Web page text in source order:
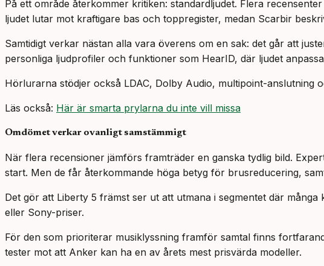
På ett område återkommer kritiken: standardljudet. Flera
ljudet lutar mot kraftigare bas och toppregister, medan Scarbir
Samtidigt verkar nästan alla vara överens om en sak: det går att
personliga ljudprofiler och funktioner som HearID, där ljudet
Hörlurarna stödjer också LDAC, Dolby Audio, multipoint-anslutning
Läs också: Här är smarta prylarna du inte vill missa
Omdömet verkar ovanligt samstämmigt
När flera recensioner jämförs framträder en ganska tydlig bild.
start. Men de får återkommande höga betyg för brusreducering,
Det gör att Liberty 5 främst ser ut att utmana i segmentet där
eller Sony-priser.
För den som prioriterar musiklyssning framför samtal finns
tester mot att Anker kan ha en av årets mest prisvärda modeller.